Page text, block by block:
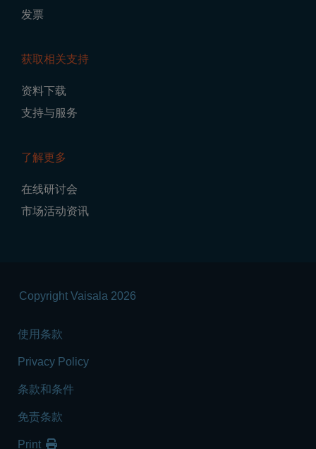
发票
获取相关支持
资料下载
支持与服务
了解更多
在线研讨会
市场活动资讯
Copyright Vaisala 2026
使用条款
Privacy Policy
条款和条件
免责条款
Print